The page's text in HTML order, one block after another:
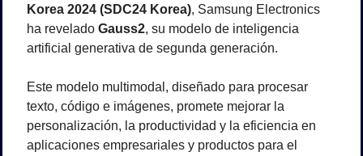
Korea 2024 (SDC24 Korea), Samsung Electronics
ha revelado Gauss2, su modelo de inteligencia
artificial generativa de segunda generación.
Este modelo multimodal, diseñado para procesar
texto, código e imágenes, promete mejorar la
personalización, la productividad y la eficiencia en
aplicaciones empresariales y productos para el